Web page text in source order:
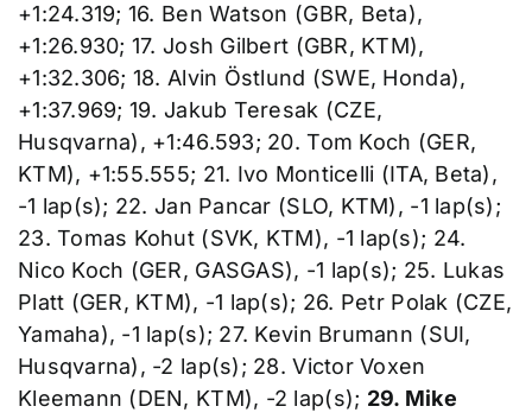
+1:24.319; 16. Ben Watson (GBR, Beta),
+1:26.930; 17. Josh Gilbert (GBR, KTM),
+1:32.306; 18. Alvin Östlund (SWE, Honda),
+1:37.969; 19. Jakub Teresak (CZE,
Husqvarna), +1:46.593; 20. Tom Koch (GER,
KTM), +1:55.555; 21. Ivo Monticelli (ITA, Beta),
-1 lap(s); 22. Jan Pancar (SLO, KTM), -1 lap(s);
23. Tomas Kohut (SVK, KTM), -1 lap(s); 24.
Nico Koch (GER, GASGAS), -1 lap(s); 25. Lukas
Platt (GER, KTM), -1 lap(s); 26. Petr Polak (CZE,
Yamaha), -1 lap(s); 27. Kevin Brumann (SUI,
Husqvarna), -2 lap(s); 28. Victor Voxen
Kleemann (DEN, KTM), -2 lap(s); 29. Mike